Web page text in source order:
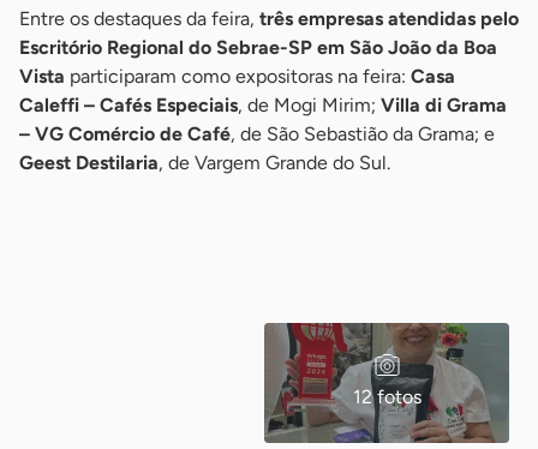
Entre os destaques da feira, três empresas atendidas pelo
Escritório Regional do Sebrae-SP em São João da Boa
Vista participaram como expositoras na feira: Casa
Caleffi – Cafés Especiais, de Mogi Mirim; Villa di Grama
– VG Comércio de Café, de São Sebastião da Grama; e
Geest Destilaria, de Vargem Grande do Sul.
12 fotos